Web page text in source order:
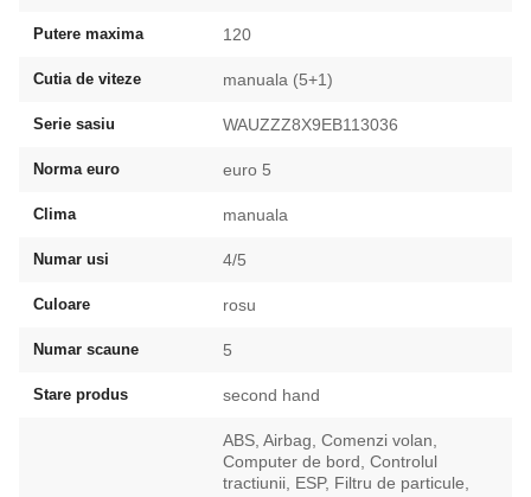
Putere maxima 120
Cutia de viteze manuala (5+1)
Serie sasiu WAUZZZ8X9EB113036
Norma euro euro 5
Clima manuala
Numar usi 4/5
Culoare rosu
Numar scaune 5
Stare produs second hand
ABS, Airbag, Comenzi volan,
Computer de bord, Controlul
tractiunii, ESP, Filtru de particule,